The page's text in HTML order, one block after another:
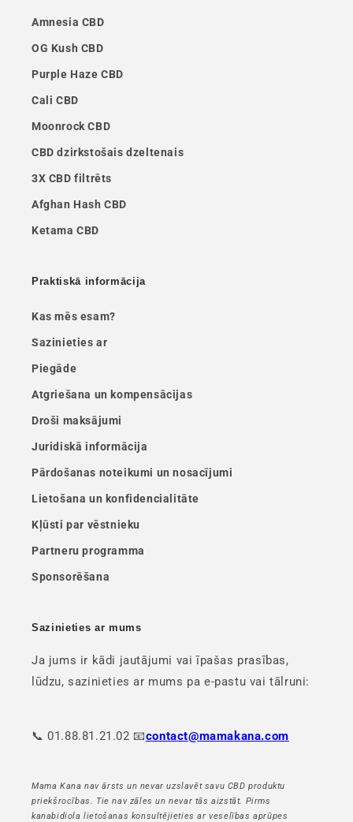
Amnesia CBD
OG Kush CBD
Purple Haze CBD
Cali CBD
Moonrock CBD
CBD dzirkstošais dzeltenais
3X CBD filtrēts
Afghan Hash CBD
Ketama CBD
Praktiskā informācija
Kas mēs esam?
Sazinieties ar
Piegāde
Atgriešana un kompensācijas
Droši maksājumi
Juridiskā informācija
Pārdošanas noteikumi un nosacījumi
Lietošana un konfidencialitāte
Kļūsti par vēstnieku
Partneru programma
Sponsorēšana
Sazinieties ar mums
Ja jums ir kādi jautājumi vai īpašas prasības,
lūdzu, sazinieties ar mums pa e-pastu vai tālruni:
📞 01.88.81.21.02 📧contact@mamakana.com
Mama Kana nav ārsts un nevar uzslavēt savu CBD produktu
priekšrocības. Tie nav zāles un nevar tās aizstāt. Pirms
kanabidiola lietošanas konsultējieties ar veselības aprūpes